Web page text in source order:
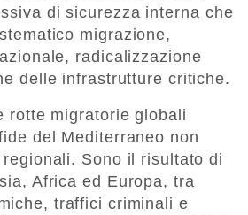
di sicurezza interna che
migrazione,
radicalizzazione
delle infrastrutture critiche.
rotte migratorie globali
del Mediterraneo non
Sono il risultato di
Africa ed Europa, tra
traffici criminali e